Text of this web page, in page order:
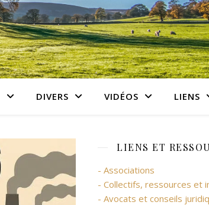
DIVERS VIDÉOS LIENS
LIENS ET
- Associations
- Collectifs, ressources et
- Avocats et conseils